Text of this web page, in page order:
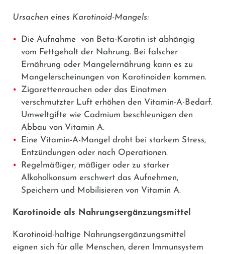
Ursachen eines Karotinoid-Mangels:
Die Aufnahme von Beta-Karotin ist abhängig
vom Fettgehalt der Nahrung. Bei falscher
Ernährung oder Mangelernährung kann es zu
Mangelerscheinungen von Karotinoiden kommen.
Zigarettenrauchen oder das Einatmen
verschmutzter Luft erhöhen den Vitamin-A-Bedarf.
Umweltgifte wie Cadmium beschleunigen den
Abbau von Vitamin A.
Eine Vitamin-A-Mangel droht bei starkem Stress,
Entzündungen oder nach Operationen.
Regelmäßiger, mäßiger oder zu starker
Alkoholkonsum erschwert das Aufnehmen,
Speichern und Mobilisieren von Vitamin A.
Karotinoide als Nahrungsergänzungsmittel
Karotinoid-haltige Nahrungsergänzungsmittel
eignen sich für alle Menschen, deren Immunsystem